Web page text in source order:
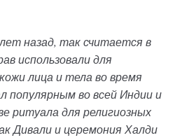
назад, так считается в
использовали для
лица и тела во время
популярным во всей Индии и
ритуала для религиозных
Дивали и церемония Халди